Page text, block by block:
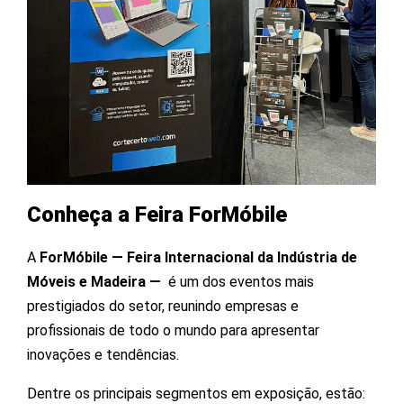
Conheça a Feira ForMóbile
A ForMóbile — Feira Internacional da Indústria de
Móveis e Madeira — é um dos eventos mais
prestigiados do setor, reunindo empresas e
profissionais de todo o mundo para apresentar
inovações e tendências.
Dentre os principais segmentos em exposição, estão: